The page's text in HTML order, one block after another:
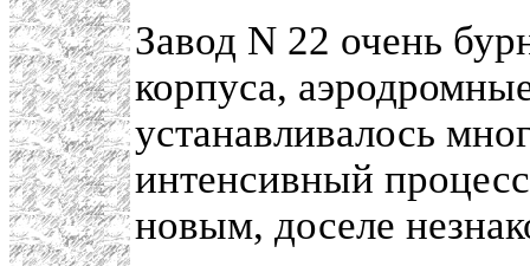
Завод N 22 очень
корпуса,
устанавливалось
интенсивный
новым, доселе